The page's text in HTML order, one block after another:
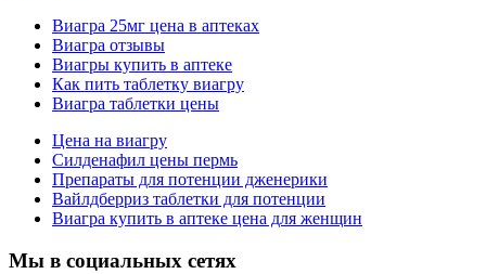
Виагра 25мг цена в аптеках
Виагра отзывы
Виагры купить в аптеке
Как пить таблетку виагру
Виагра таблетки цены
Цена на виагру
Силденафил цены пермь
Препараты для потенции дженерики
Вайлдберриз таблетки для потенции
Виагра купить в аптеке цена для женщин
Мы в социальных сетях